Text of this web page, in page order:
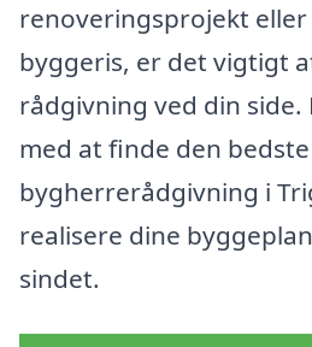
renoveringsprojekt
byggeris, er det vigtigt
rådgivning ved din
med at finde den bedste
bygherrerådgivning i
realisere dine
sindet.